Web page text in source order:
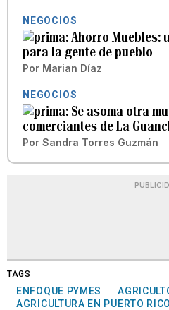
NEGOCIOS
Ahorro Muebles:
para la gente de pueblo
Por Marian Díaz
NEGOCIOS
Se asoma otra
comerciantes de La
Por Sandra Torres Guzmán
TAGS
ENFOQUE PYMES
AGRICULTURA EN PUERTO RICO